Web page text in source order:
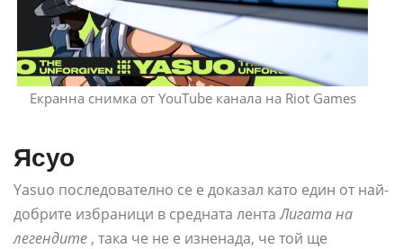
Екранна снимка от YouTube канала на Riot Games
Ясуо
Yasuo последователно се е доказал като един от най-
добрите избраници в средната лентаЛигата на
легендите , така че не е изненада, че той ще